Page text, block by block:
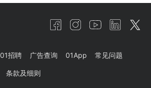
01招聘 广告查询 01App 常见问题
条款及细则